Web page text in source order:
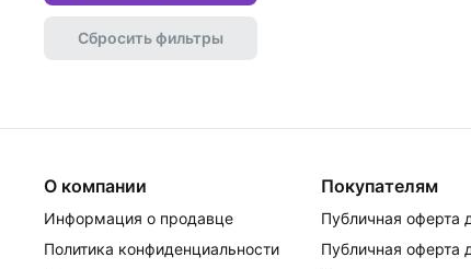
Сбросить фильтры
О компании
Информация о продавце
Политика конфиденциальности
Покупателям
Публичная оферта
Публичная оферта